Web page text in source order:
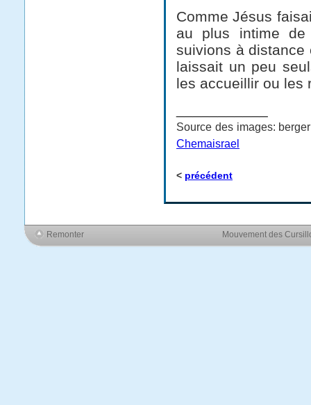
Comme Jésus
au plus intime
suivions à distance
laissait un peu
les accueillir ou les
Source des images:
Chemaisrael
< précédent
Remonter Mouvement des